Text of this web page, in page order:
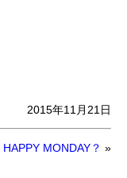
2015年11月21日
HAPPY MONDAY？ »